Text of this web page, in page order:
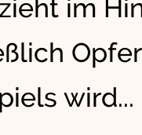
im
wird...